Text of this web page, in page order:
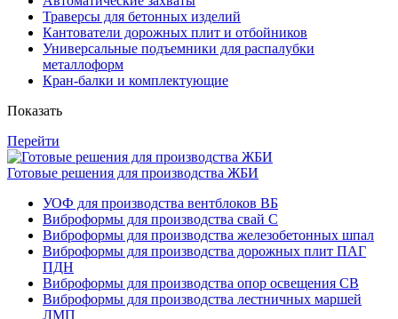
Траверсы для бетонных изделий
Кантователи дорожных плит и отбойников
Универсальные подъемники для распалубки
металлоформ
Кран-балки и комплектующие
Показать
Перейти
Готовые решения для производства ЖБИ
УОФ для производства вентблоков ВБ
Виброформы для производства свай С
Виброформы для производства железобетонных шпал
Виброформы для производства дорожных плит ПАГ
ПДН
Виброформы для производства опор освещения СВ
Виброформы для производства лестничных маршей
ЛМП